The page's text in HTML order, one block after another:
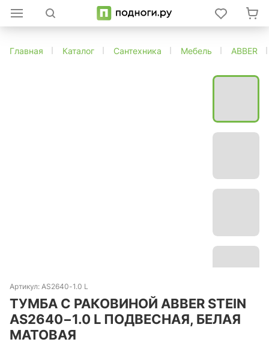
Главная Каталог Сантехника Мебель ABBER
Артикул: AS2640-1.0 L
ТУМБА С РАКОВИНОЙ ABBER STEIN
AS2640−1.0 L ПОДВЕСНАЯ, БЕЛАЯ
МАТОВАЯ